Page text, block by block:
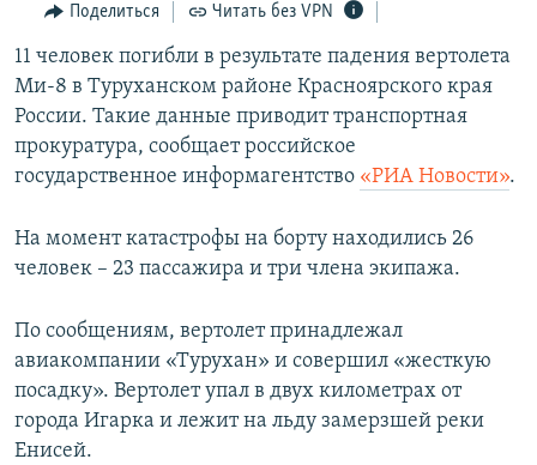
Вернутся
поиску
ИНТЕРАКТИВ
ИНФОГРАФИКА
ТЕЛЕПРОЕКТ КРЫМ.РЕАЛИИ
СОВЕТЫ ПРАВОЗАЩИТНИКОВ
ПРОПАВШИЕ БЕЗ ВЕСТИ
ПОБЕДИТЕЛЕЙ НЕ СУДЯТ?
КРЫМ.НЕПОКОРЕННЫЙ
ELIFBE
УКРАИНСКАЯ ПРОБЛЕМА КРЫМА
РАДІО СВОБОДА
КАК ОБОЙТИ БЛОКИРОВКУ
Українською
Qırımtatar
ПРИСОЕДИНЯЙТЕСЬ!
Все сайты RFE/RL
Поделиться Читать без VPN
11 человек погибли в результате падения вертолета
Ми-8 в Туруханском районе Красноярского края
России. Такие данные приводит транспортная
прокуратура, сообщает российское
государственное информагентство «РИА Новости».
На момент катастрофы на борту находились 26
человек – 23 пассажира и три члена экипажа.
По сообщениям, вертолет принадлежал
авиакомпании «Турухан» и совершил «жесткую
посадку». Вертолет упал в двух километрах от
города Игарка и лежит на льду замерзшей реки
Енисей.